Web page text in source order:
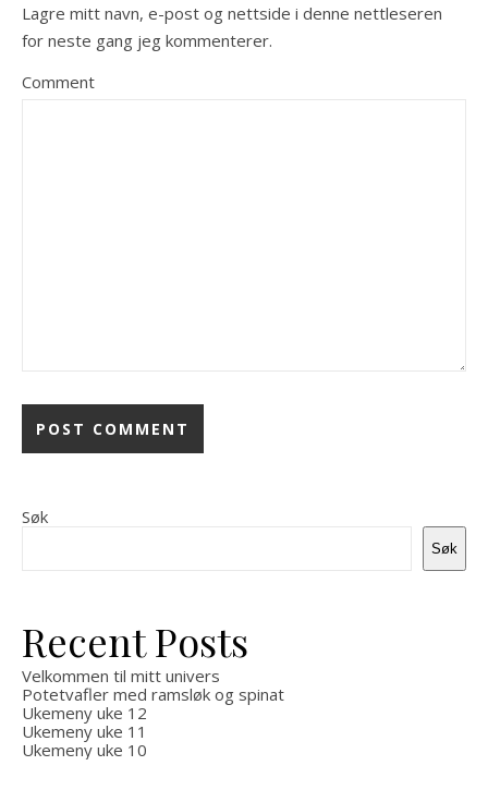
Lagre mitt navn, e-post og nettside i denne nettleseren
for neste gang jeg kommenterer.
Comment
Søk
Søk
Recent Posts
Velkommen til mitt univers
Potetvafler med ramsløk og spinat
Ukemeny uke 12
Ukemeny uke 11
Ukemeny uke 10